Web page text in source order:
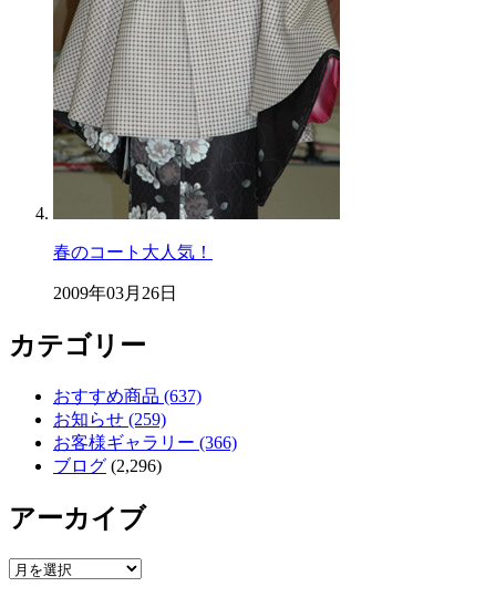
春のコート大人気！
2009年03月26日
カテゴリー
おすすめ商品 (637)
お知らせ (259)
お客様ギャラリー (366)
ブログ (2,296)
アーカイブ
ア